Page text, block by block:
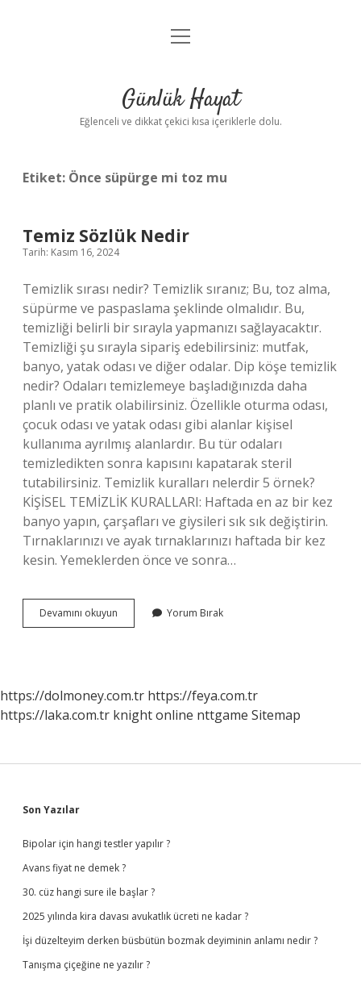
Anasayfa
Yasal Uyarı
menüyü
Günlük Hayat
Eğlenceli ve dikkat çekici kısa içeriklerle dolu.
Etiket: Önce süpürge mi toz mu
Temiz Sözlük Nedir
Tarih: Kasım 16, 2024
Temizlik sırası nedir? Temizlik sıranız; Bu, toz alma,
süpürme ve paspaslama şeklinde olmalıdır. Bu,
temizliği belirli bir sırayla yapmanızı sağlayacaktır.
Temizliği şu sırayla sipariş edebilirsiniz: mutfak,
banyo, yatak odası ve diğer odalar. Dip köşe temizlik
nedir? Odaları temizlemeye başladığınızda daha
planlı ve pratik olabilirsiniz. Özellikle oturma odası,
çocuk odası ve yatak odası gibi alanlar kişisel
kullanıma ayrılmış alanlardır. Bu tür odaları
temizledikten sonra kapısını kapatarak steril
tutabilirsiniz. Temizlik kuralları nelerdir 5 örnek?
KİŞİSEL TEMİZLİK KURALLARI: Haftada en az bir kez
banyo yapın, çarşafları ve giysileri sık sık değiştirin.
Tırnaklarınızı ve ayak tırnaklarınızı haftada bir kez
kesin. Yemeklerden önce ve sonra…
Devamını okuyun
Sözlük
Yorum Bırak
https://dolmoney.com.tr https://feya.com.tr
https://laka.com.tr knight online nttgame Sitemap
Sidebar
Son Yazılar
Bipolar için hangi testler yapılır ?
Avans fiyat ne demek ?
30. cüz hangi sure ile başlar ?
2025 yılında kira davası avukatlık ücreti ne kadar ?
İşi düzelteyim derken büsbütün bozmak deyiminin anlamı nedir ?
Tanışma çiçeğine ne yazılır ?